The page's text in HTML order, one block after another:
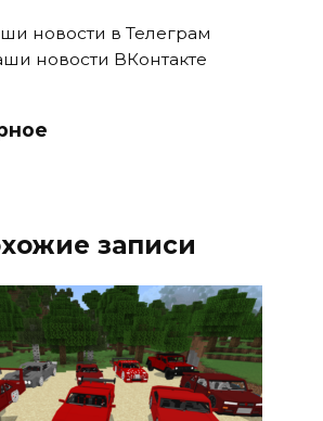
новости в Телеграм
новости ВКонтакте
записи